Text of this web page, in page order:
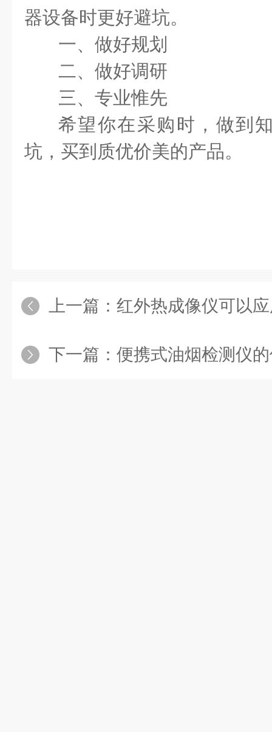
器设备时更好避坑。
一、做好规划
二、做好调研
三、专业惟先
希望你在采购时，做到
坑，买到质优价美的产品。
上一篇： 红外热成像仪可以
下一篇： 便携式油烟检测仪